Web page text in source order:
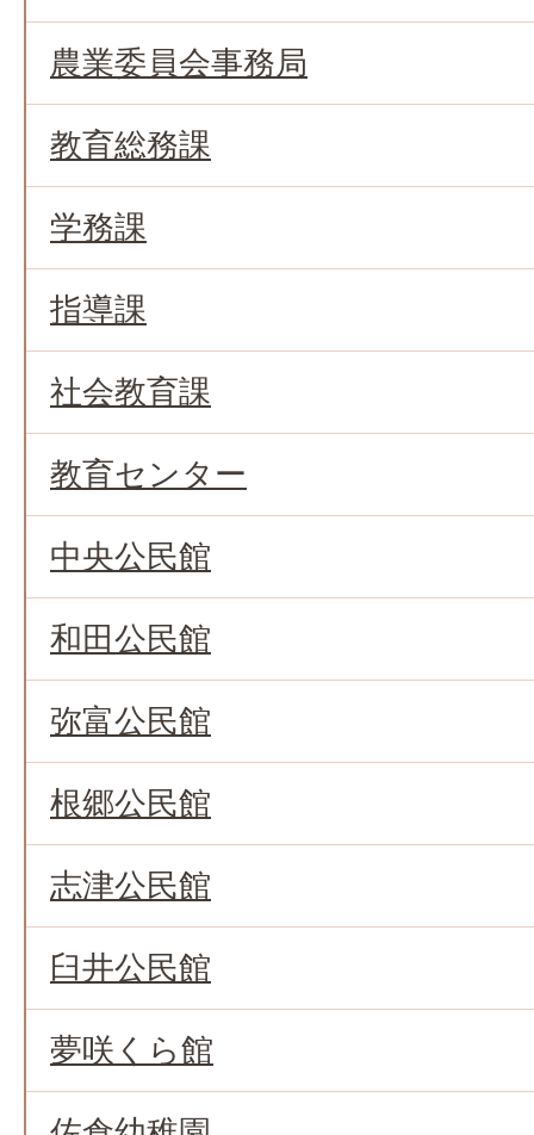
農業委員会事務局
教育総務課
学務課
指導課
社会教育課
教育センター
中央公民館
和田公民館
弥富公民館
根郷公民館
志津公民館
臼井公民館
夢咲くら館